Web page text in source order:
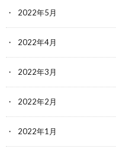
2022年5月
2022年4月
2022年3月
2022年2月
2022年1月